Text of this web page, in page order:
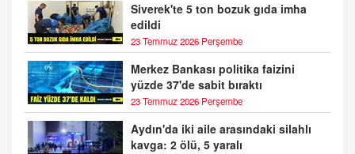
Siverek'te 5 ton bozuk gıda imha
edildi
23 Temmuz 2026 Perşembe
Merkez Bankası politika faizini
yüzde 37'de sabit bıraktı
23 Temmuz 2026 Perşembe
Aydın'da iki aile arasındaki silahlı
kavga: 2 ölü, 5 yaralı